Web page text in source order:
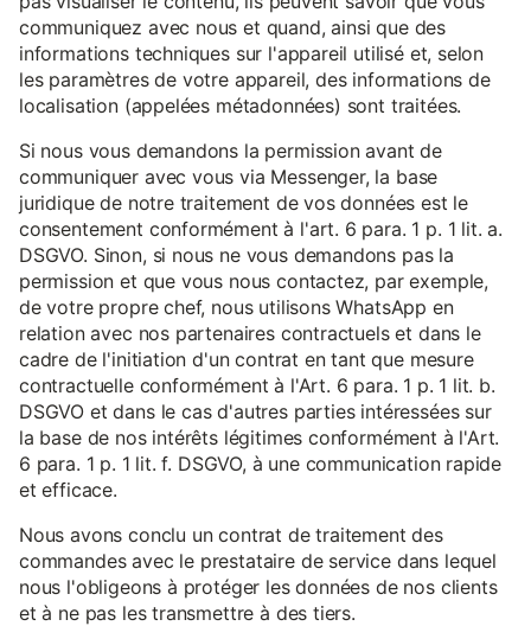
communiquez avec nous et quand, ainsi que des
informations techniques sur l'appareil utilisé et, selon
les paramètres de votre appareil, des informations de
localisation (appelées métadonnées) sont traitées.
Si nous vous demandons la permission avant de
communiquer avec vous via Messenger, la base
juridique de notre traitement de vos données est le
consentement conformément à l'art. 6 para. 1 p. 1 lit. a.
DSGVO. Sinon, si nous ne vous demandons pas la
permission et que vous nous contactez, par exemple,
de votre propre chef, nous utilisons WhatsApp en
relation avec nos partenaires contractuels et dans le
cadre de l'initiation d'un contrat en tant que mesure
contractuelle conformément à l'Art. 6 para. 1 p. 1 lit. b.
DSGVO et dans le cas d'autres parties intéressées sur
la base de nos intérêts légitimes conformément à l'Art.
6 para. 1 p. 1 lit. f. DSGVO, à une communication rapide
et efficace.
Nous avons conclu un contrat de traitement des
commandes avec le prestataire de service dans lequel
nous l'obligeons à protéger les données de nos clients
et à ne pas les transmettre à des tiers.